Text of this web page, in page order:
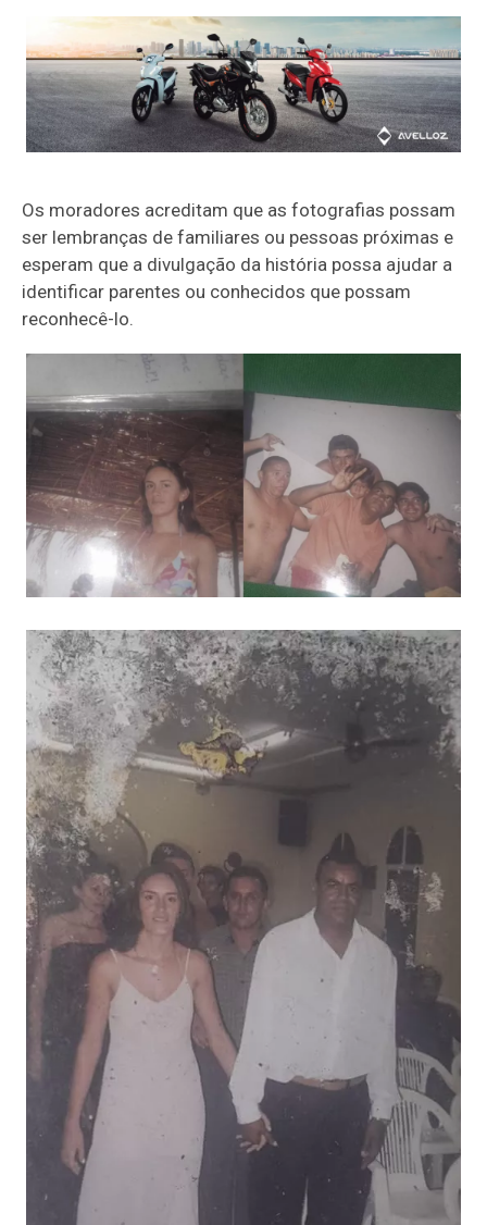
Os moradores acreditam que as fotografias possam
ser lembranças de familiares ou pessoas próximas e
esperam que a divulgação da história possa ajudar a
identificar parentes ou conhecidos que possam
reconhecê-lo.